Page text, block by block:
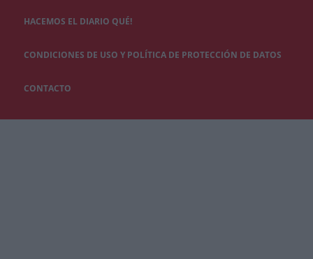
HACEMOS EL DIARIO QUÉ!
CONDICIONES DE USO Y POLÍTICA DE PROTECCIÓN DE DATOS
CONTACTO